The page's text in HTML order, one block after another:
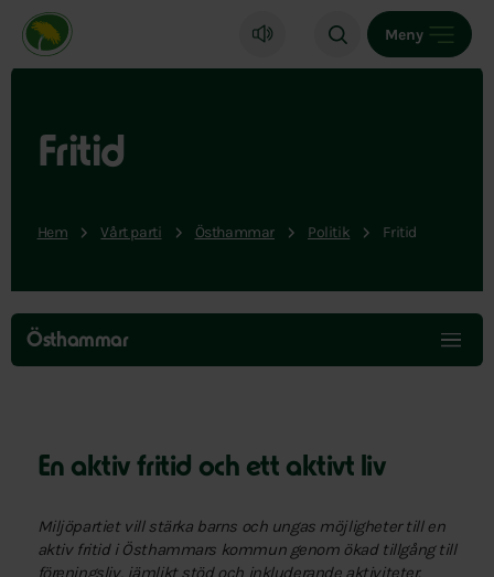
Miljöpartiet de gröna, startsida
Meny
Fritid
Hem Vårt parti Östhammar Politik Fritid
Hoppa
över
menyn
Östhammar
En aktiv fritid och ett aktivt liv
Miljöpartiet vill stärka barns och ungas möjligheter till en
aktiv fritid i Östhammars kommun genom ökad tillgång till
föreningsliv, jämlikt stöd och inkluderande aktiviteter.